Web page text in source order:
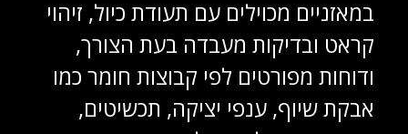
במאזניים מכוילים עם תעודת כיול, זיהוי
קראט ובדיקות מעבדה בעת הצורך,
ודוחות מפורטים לפי קבוצות חומר כמו
אבקת שיוף, ענפי יציקה, תכשיטים,